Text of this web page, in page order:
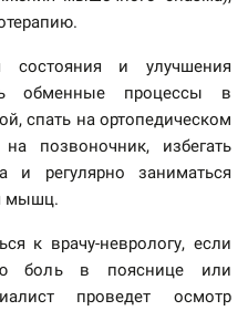
состояния и улучшения
обменные процессы в
спать на ортопедическом
позвоночник, избегать
и регулярно заниматься
мышц.
к врачу-неврологу, если
боль в пояснице или
проведет осмотр